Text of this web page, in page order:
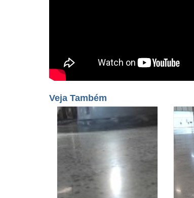
Veja Também